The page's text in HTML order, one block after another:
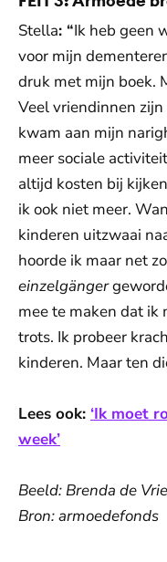
Stella: “Ik heb geen
voor mijn
druk met mijn boek.
Veel vriendinnen
kwam aan mijn
meer sociale
altijd kosten bij
ik ook niet meer.
kinderen uitzwaai
hoorde ik maar net
einzelgänger
mee te maken dat ik
trots. Ik probeer
kinderen. Maar ten
Lees ook: ‘Ik moet
week’
Beeld: Brenda de
Bron: armoedefonds